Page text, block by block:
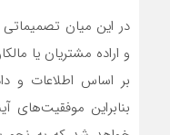
در این میان
و اراده مشتریان یا
بر اساس اطلاعات و
بنابراین